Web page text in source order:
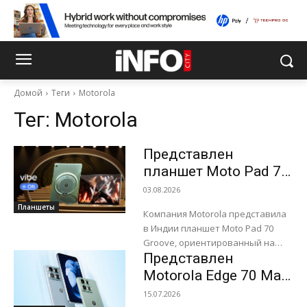
Домой Теги Motorola
Тег: Motorola
Планшеты
Представлен
планшет Moto Pad 70
Groove со встроенной
на 48 Вт
03.08.2026
Компания Motorola представила
в Индии планшет Moto Pad 70
Groove, ориентированный на
пользователей,
предпочитающих
мультимедийные развлечения. В
заднюю панель устройства
Представлен
Motorola Edge 70 Max
– флагманский
15.07.2026